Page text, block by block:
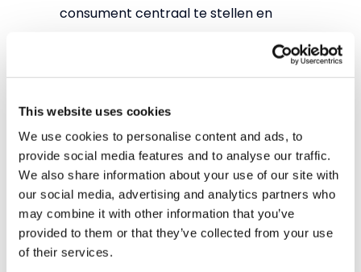
This website uses cookies
We use cookies to personalise content and ads, to
provide social media features and to analyse our traffic.
We also share information about your use of our site with
our social media, advertising and analytics partners who
may combine it with other information that you’ve
provided to them or that they’ve collected from your use
of their services.
consument centraal te stellen en
via een slimme marketingtool om de
Customer Lifetime Value te verhogen.
Geïnteresseerd? Check onze website
viawww.tritonx.cloudof neem
contact op met Ad Umans
viaad.umans@2factors.nl